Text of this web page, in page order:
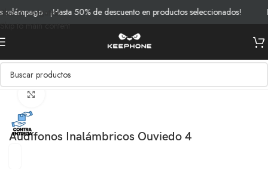
Skip to navigation
Skip to main content
- ¡Hasta 50% de descuento en productos seleccionados!
Inicio/Productos/Audio
Audífonos Inalámbricos Ouviedo 4